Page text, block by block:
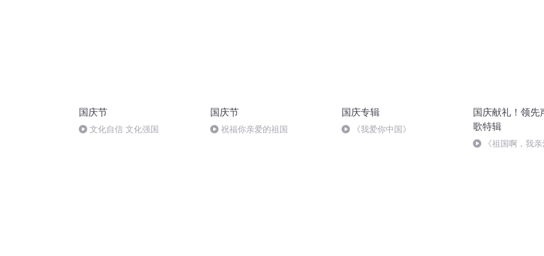
国庆节
文化自信 文化强国
国庆节
祝福你亲爱的祖国
国庆专辑
《我爱你中国》
国庆献礼！领先
歌特辑
《祖国啊，我